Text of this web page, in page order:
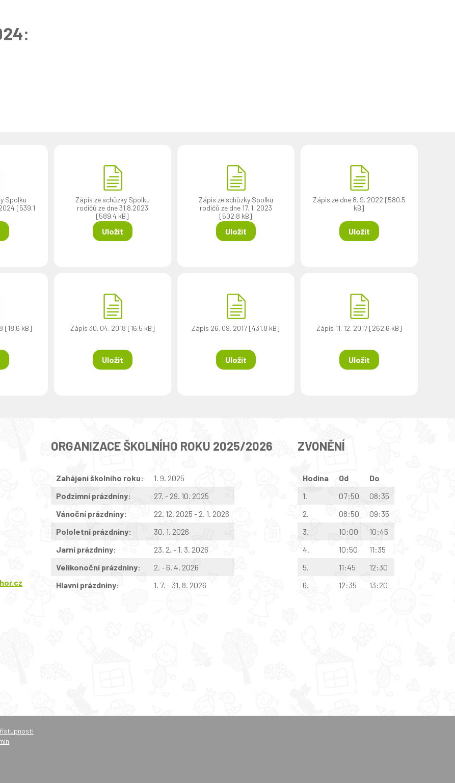
Spolku
[539.1
Zápis ze schůzky Spolku
rodičů ze dne 31.8.2023
[589.4 kB]
Uložit
Zápis ze schůzky Spolku
rodičů ze dne 17. 1. 2023
[502.8 kB]
Uložit
Zápis ze dne 8. 9. 2022 [580.5
kB]
Uložit
[18.6 kB] Zápis 30. 04. 2018 [16.5 kB]
Uložit
Zápis 26. 09. 2017 [431.8 kB]
Uložit
Zápis 11. 12. 2017 [262.6 kB]
Uložit
ORGANIZACE ŠKOLNÍHO ROKU 2025/2026
Zahájení školního roku:
1. 9. 2025
Podzimní prázdniny:
27. - 29. 10. 2025
Vánoční prázdniny:
22. 12. 2025 - 2. 1. 2026
Pololetní prázdniny:
30. 1. 2026
Jarní prázdniny:
23. 2. - 1. 3. 2026
Velikonoční prázdniny:
2. - 6. 4. 2026
Hlavní prázdniny:
1. 7. - 31. 8. 2026
ZVONĚNÍ
Hodina Od
Do
1.
07:50
08:35
2.
08:50
09:35
3.
10:00
10:45
4.
10:50
11:35
5.
11:45
12:30
6.
12:35 13:20